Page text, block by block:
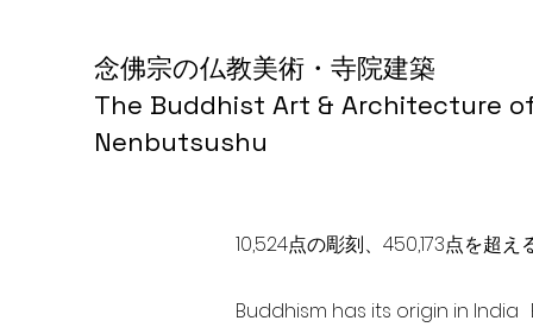
念佛宗の仏教美術・寺院建築
The Buddhist Art & Architecture
Nenbutsushu
10,524点の彫刻、450,173点を超
Buddhism has its origin in